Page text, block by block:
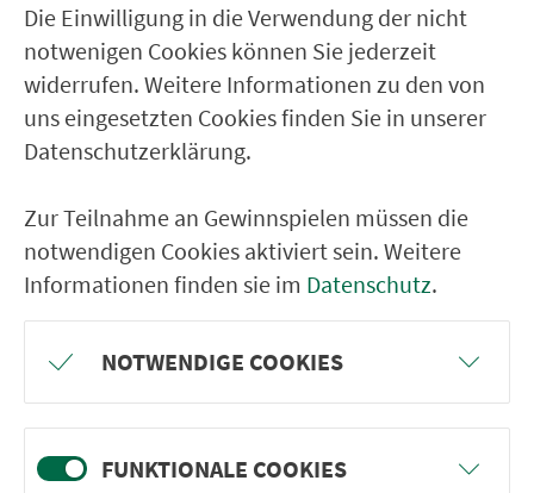
VGN-SOMMER 2026
Mach mit und gewinne einen von 1.000
Team-Plätzen für eine Abenteuer-Rallye!
weiter
Die Einwilligung in die Verwendung der nicht
notwenigen Cookies können Sie jederzeit
widerrufen. Weitere Informationen zu den von
uns eingesetzten Cookies finden Sie in unserer
Datenschutzerklärung.
Zur Teilnahme an Gewinnspielen müssen die
notwendigen Cookies aktiviert sein. Weitere
Informationen finden sie im Datenschutz.
NOTWENDIGE COOKIES
FUNKTIONALE COOKIES